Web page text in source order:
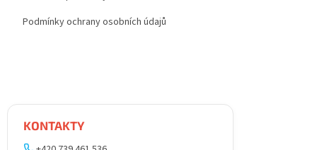
Podmínky ochrany osobních údajů
KONTAKTY